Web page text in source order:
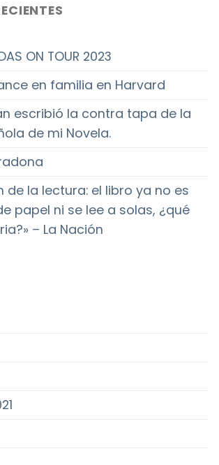
ON TOUR 2023
en familia en Harvard
escribió la contra tapa de la
de mi Novela.
de la lectura: el libro ya no es
papel ni se lee a solas, ¿qué
– La Nación